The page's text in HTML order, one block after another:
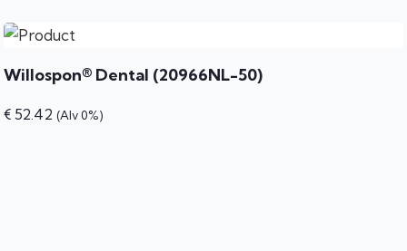
Willospon® Dental (20966NL-50)
€ 52.42 (Alv 0%)